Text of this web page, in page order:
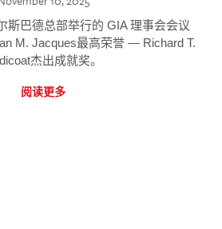
斯巴德总部举行的 GIA 理事会会议
M. Jacques最高荣誉 — Richard T.
杰出成就奖。
阅读更多